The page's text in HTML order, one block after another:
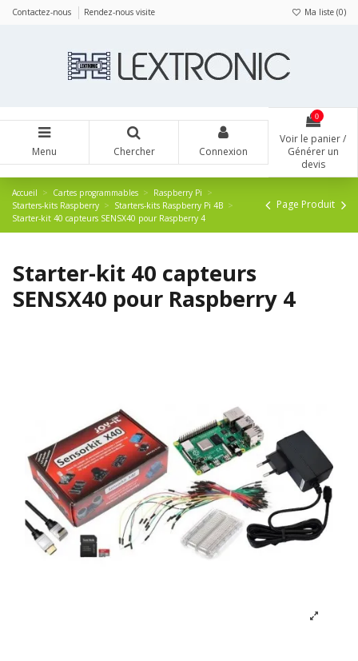
Contactez-nous Rendez-nous visite Ma liste (0)
Menu Chercher Connexion
0
Voir le panier /
Générer un
devis
Accueil Cartes programmables
Raspberry Pi
Starters-kits Raspberry
Starters-kits Raspberry Pi 4B
Starter-kit 40 capteurs SENSX40 pour Raspberry 4
Page Produit
Starter-kit 40 capteurs
SENSX40 pour Raspberry 4
Panneau de gestion des cookies